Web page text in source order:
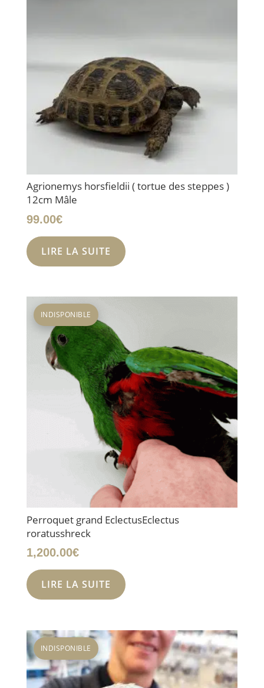
Agrionemys horsfieldii ( tortue des steppes )
12cm Mâle
99.00€
LIRE LA SUITE
Perroquet grand EclectusEclectus
roratusshreck
1,200.00€
INDISPONIBLE
LIRE LA SUITE
INDISPONIBLE